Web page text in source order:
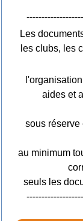
Les
les clubs, les
aides et
sous
au minimum
seuls les